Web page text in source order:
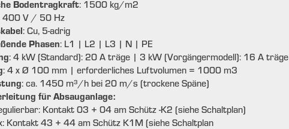
Bodentragkraft: 1500 kg/m2
400 V / 50 Hz
: Cu, 5-adrig
Phasen: L1 | L2 | L3 | N | PE
: 4 kW (Standard): 20 A träge | 3 kW (Vorgängermodell): 16 A träge
: 4 x Ø 100 mm | erforderliches Luftvolumen = 1000 m3
: ca. 1450 m³/h bei 20 m/s (trockene Späne)
für Absauganlage:
Kontakt 03 + 04 am Schütz -K2 (siehe Schaltplan)
Kontakt 43 + 44 am Schütz K1M (siehe Schaltplan